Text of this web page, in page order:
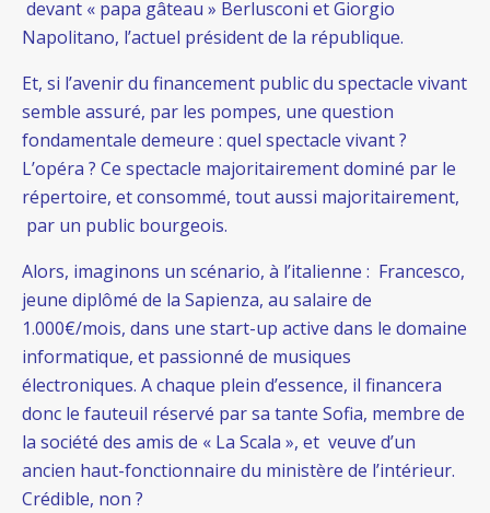
devant « papa gâteau » Berlusconi et Giorgio
Napolitano, l’actuel président de la république.
Et, si l’avenir du financement public du spectacle vivant
semble assuré, par les pompes, une question
fondamentale demeure : quel spectacle vivant ?
L’opéra ? Ce spectacle majoritairement dominé par le
répertoire, et consommé, tout aussi majoritairement,
par un public bourgeois.
Alors, imaginons un scénario, à l’italienne : Francesco,
jeune diplômé de la Sapienza, au salaire de
1.000€/mois, dans une start-up active dans le domaine
informatique, et passionné de musiques
électroniques. A chaque plein d’essence, il financera
donc le fauteuil réservé par sa tante Sofia, membre de
la société des amis de « La Scala », et veuve d’un
ancien haut-fonctionnaire du ministère de l’intérieur.
Crédible, non ?